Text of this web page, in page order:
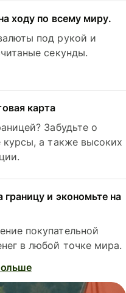
ходу по всему миру.
под рукой и
секунды.
карта
Забудьте о
а также высоких
границу и экономьте на
покупательной
в любой точке мира.